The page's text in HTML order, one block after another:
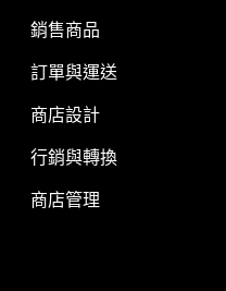
銷售商品
訂單與運送
商店設計
行銷與轉換
商店管理